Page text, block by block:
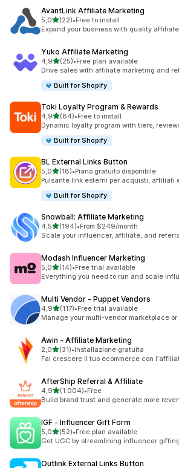
AvantLink Affiliate Marketing
5,0stelle su 5
(22)
22 recensioni totali
•Free to install
Expand your business with quality
Yuko Affiliate Marketing
4,9stelle su 5
(25)
25 recensioni totali
•Free plan available
Drive sales with affiliate marketing and
Built for Shopify
Toki Loyalty Program & Rewards
4,9stelle su 5
(84)
84 recensioni totali
•Free to install
Dynamic loyalty program with tiers,
Built for Shopify
BL External Links Button
5,0stelle su 5
(18)
18 recensioni totali
•Piano gratuito disponibile
Pulsante link esterni per acquisti, affiliati
Built for Shopify
Snowball: Affiliate Marketing
4,5stelle su 5
(194)
194 recensioni totali
•From $249/month
Scale your influencer, affiliate, and
Modash Influencer Marketing
5,0stelle su 5
(14)
14 recensioni totali
•Free trial available
Everything you need to run and scale
Multi Vendor ‑ Puppet Vendors
4,9stelle su 5
(117)
117 recensioni totali
•Free trial available
Manage your multi-vendor marketplace
Awin ‑ Affiliate Marketing
2,0stelle su 5
(31)
31 recensioni totali
•Installazione gratuita
Fai crescere il tuo ecommerce con
AfterShip Referral & Affiliate
4,9stelle su 5
(1.004)
1004 recensioni totali
•Free
Build brand trust and generate more
IGF ‑ Influencer Gift Form
5,0stelle su 5
(52)
52 recensioni totali
•Free plan available
Get UGC by streamlining influencer
Outlink External Links Button